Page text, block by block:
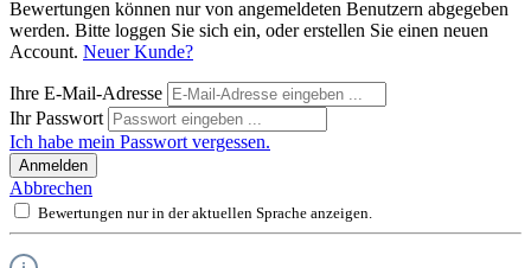
Bewertungen können nur von angemeldeten Benutzern abgegeben
werden. Bitte loggen Sie sich ein, oder erstellen Sie einen neuen
Account. Neuer Kunde?
Ihre E-Mail-Adresse
Ihr Passwort
Ich habe mein Passwort vergessen.
Anmelden
Abbrechen
Bewertungen nur in der aktuellen Sprache anzeigen.